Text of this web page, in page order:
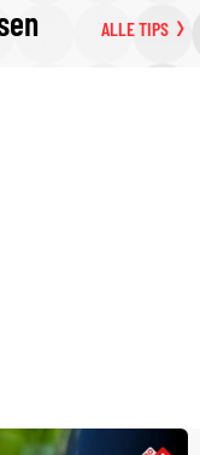
ALLE TIPS